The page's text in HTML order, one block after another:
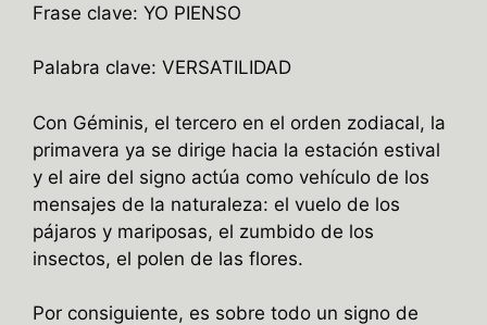
Frase clave: YO PIENSO
Palabra clave: VERSATILIDAD
Con Géminis, el tercero en el orden zodiacal, la
primavera ya se dirige hacia la estación estival
y el aire del signo actúa como vehículo de los
mensajes de la naturaleza: el vuelo de los
pájaros y mariposas, el zumbido de los
insectos, el polen de las flores.
Por consiguiente, es sobre todo un signo de